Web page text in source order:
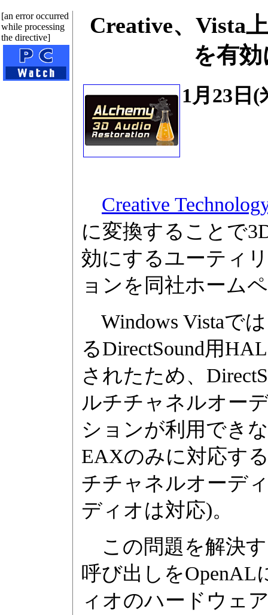
[an error occurred
while processing
the directive]
Creative、Vista
を有
1月23日
Creative
に変換することで
効にするユーティ
ョンを同社ホーム
Windows Vistaで
るDirectSound用
されたため、
ルチチャネルオー
ションが利用でき
EAXのみに対応す
チチャネルオーデ
ディオは対応)。
この問題を解決す
呼び出しを
ィオのハードウェ